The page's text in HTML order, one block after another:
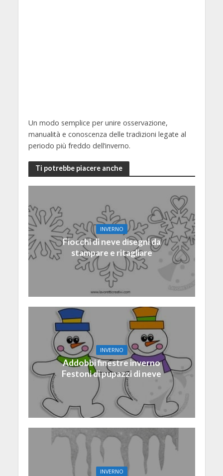
Un modo semplice per unire osservazione,
manualità e conoscenza delle tradizioni legate al
periodo più freddo dell’inverno.
Ti potrebbe piacere anche
INVERNO
Fiocchi di neve disegni da
stampare e ritagliare
INVERNO
Addobbi finestre inverno
Festoni di pupazzi di neve
INVERNO